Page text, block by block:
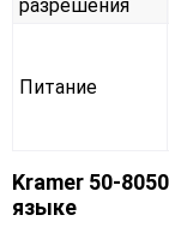
разрешения
Питание
Kramer 50-
языке